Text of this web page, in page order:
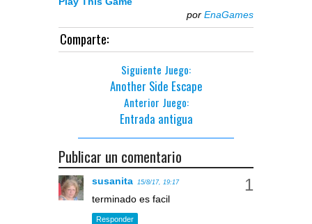
por EnaGames
Comparte:
Siguiente Juego:
Another Side Escape
Anterior Juego:
Entrada antigua
Publicar un comentario
susanita 15/8/17, 19:17
terminado es facil
Responder